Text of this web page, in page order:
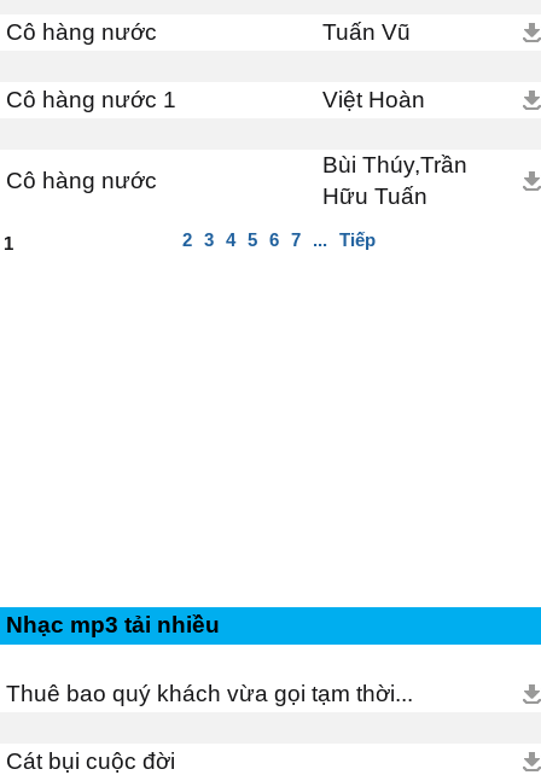
Cô hàng nước Tuấn Vũ
Cô hàng nước 1 Việt Hoàn
Cô hàng nước
Bùi Thúy,Trần
Hữu Tuấn
1 2 3 4 5 6 7 ... Tiếp
Nhạc mp3 tải nhiều
Thuê bao quý khách vừa gọi tạm thời...
Cát bụi cuộc đời